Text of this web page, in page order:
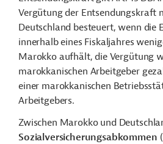
Vergütung der Entsendungskraft
Deutschland besteuert, wenn die
innerhalb eines Fiskaljahres
Marokko aufhält, die Vergütung
marokkanischen Arbeitgeber
einer marokkanischen
Arbeitgebers.
Zwischen Marokko und
Sozialversicherungsabkommen